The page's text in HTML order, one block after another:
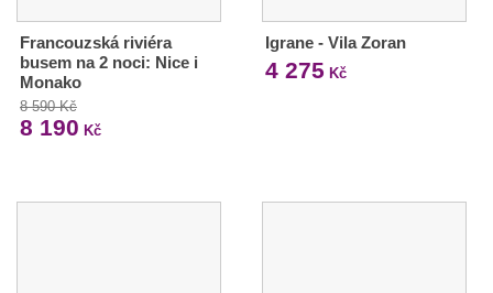
Francouzská riviéra
busem na 2 noci: Nice i
Monako
8 590 Kč
8 190 Kč
Igrane - Vila Zoran
4 275 Kč